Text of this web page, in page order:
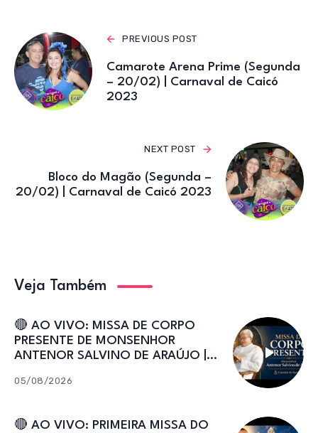
p
p
o
o
k
PREVIOUS POST
Camarote Arena Prime (Segunda
– 20/02) | Carnaval de Caicó
2023
NEXT POST
Bloco do Magão (Segunda –
20/02) | Carnaval de Caicó 2023
Veja Também
🔴 AO VIVO: MISSA DE CORPO
PRESENTE DE MONSENHOR
ANTENOR SALVINO DE ARAÚJO |
05/08/2026
🔴 AO VIVO: PRIMEIRA MISSA DO